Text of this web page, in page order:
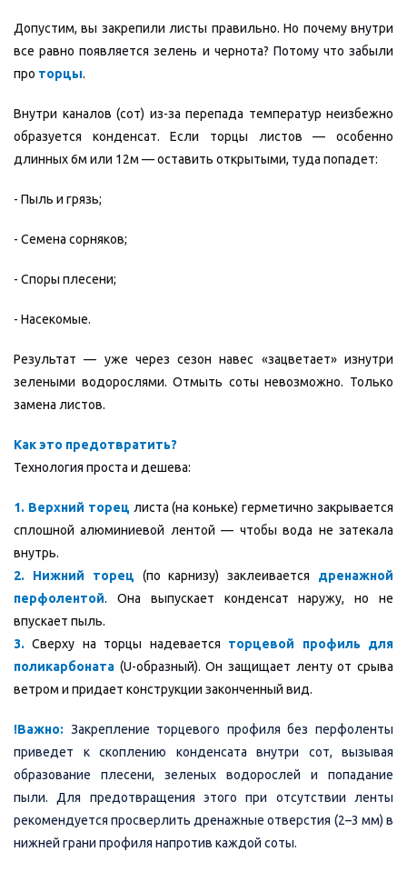
Допустим, вы закрепили листы правильно. Но почему внутри
все равно появляется зелень и чернота? Потому что забыли
про торцы.
Внутри каналов (сот) из-за перепада температур неизбежно
образуется конденсат. Если торцы листов — особенно
длинных 6м или 12м — оставить открытыми, туда попадет:
- Пыль и грязь;
- Семена сорняков;
- Споры плесени;
- Насекомые.
Результат — уже через сезон навес «зацветает» изнутри
зелеными водорослями. Отмыть соты невозможно. Только
замена листов.
Как это предотвратить?
Технология проста и дешева:
1. Верхний торец листа (на коньке) герметично закрывается
сплошной алюминиевой лентой — чтобы вода не затекала
внутрь.
2. Нижний торец (по карнизу) заклеивается дренажной
перфолентой. Она выпускает конденсат наружу, но не
впускает пыль.
3. Сверху на торцы надевается торцевой профиль для
поликарбоната (U-образный).Он защищает ленту от срыва
ветром и придает конструкции законченный вид.
!Важно: Закрепление торцевого профиля без перфоленты
приведет к скоплению конденсата внутри сот, вызывая
образование плесени, зеленых водорослей и попадание
пыли. Для предотвращения этого при отсутствии ленты
рекомендуется просверлить дренажные отверстия (2–3 мм) в
нижней грани профиля напротив каждой соты.